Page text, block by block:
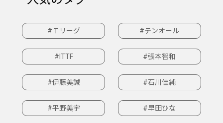
#Ｔリーグ #テンオール
#ITTF #張本智和
#伊藤美誠 #石川佳純
#平野美宇 #早田ひな